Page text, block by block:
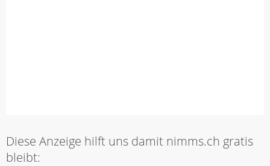
Diese Anzeige hilft uns damit nimms.ch gratis
bleibt: